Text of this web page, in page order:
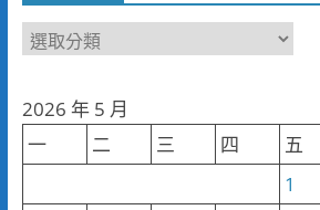
新
類
2026 年 5 月
一
二 三 四 五
1